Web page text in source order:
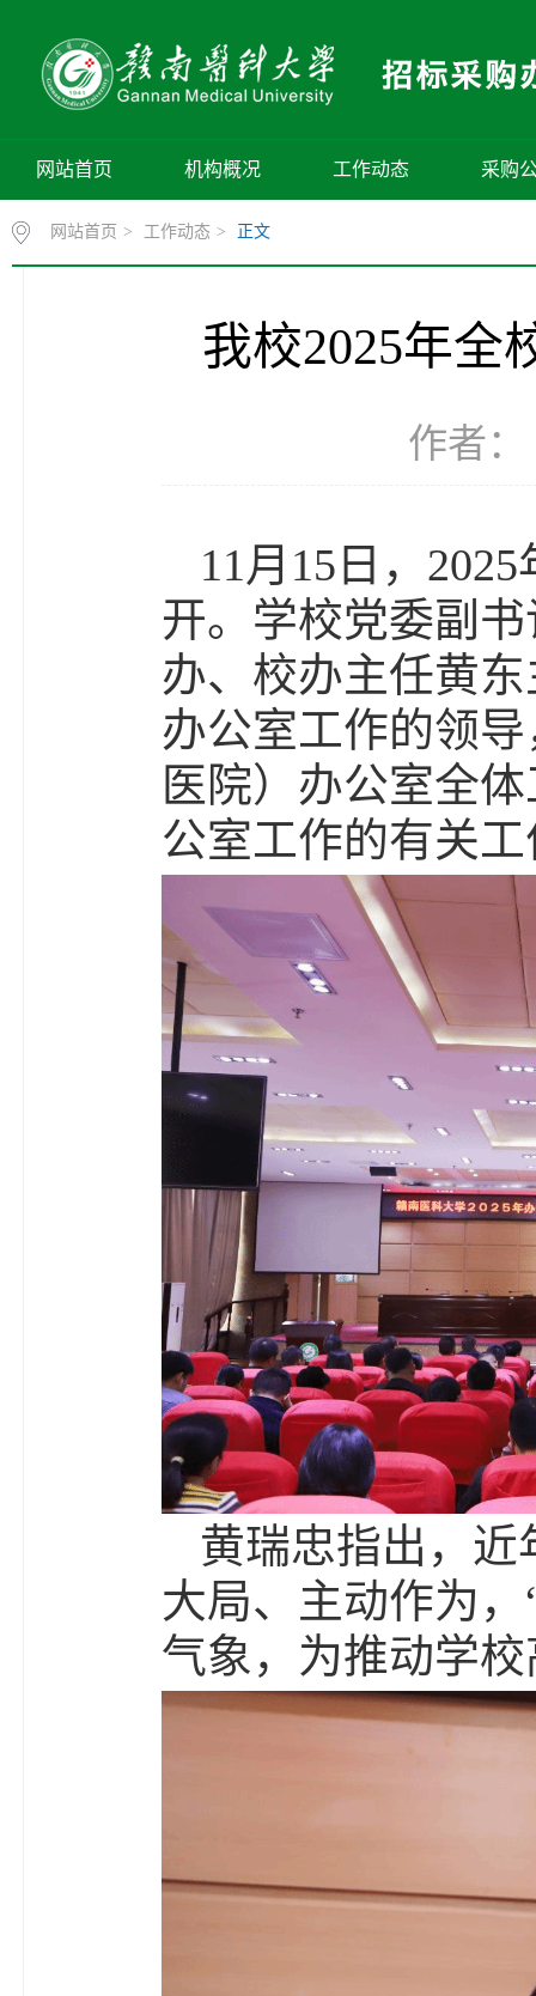
网站首页 机构概况 工作动态 采购
网站首页 > 工作动态 > 正文
我校2025年全
作者：
11月15日，
开。学校党委副
办、校办主任黄
办公室工作的领
医院）办公室全
公室工作的有关
黄瑞忠指出，
大局、主动作为
气象，为推动学